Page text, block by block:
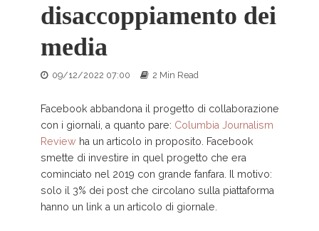
disaccoppiamento dei
media
09/12/2022 07:00 2 Min Read
Facebook abbandona il progetto di collaborazione
con i giornali, a quanto pare: Columbia Journalism
Reviewha un articolo in proposito. Facebook
smette di investire in quel progetto che era
cominciato nel 2019 con grande fanfara. Il motivo:
solo il 3% dei post che circolano sulla piattaforma
hanno un link a un articolo di giornale.